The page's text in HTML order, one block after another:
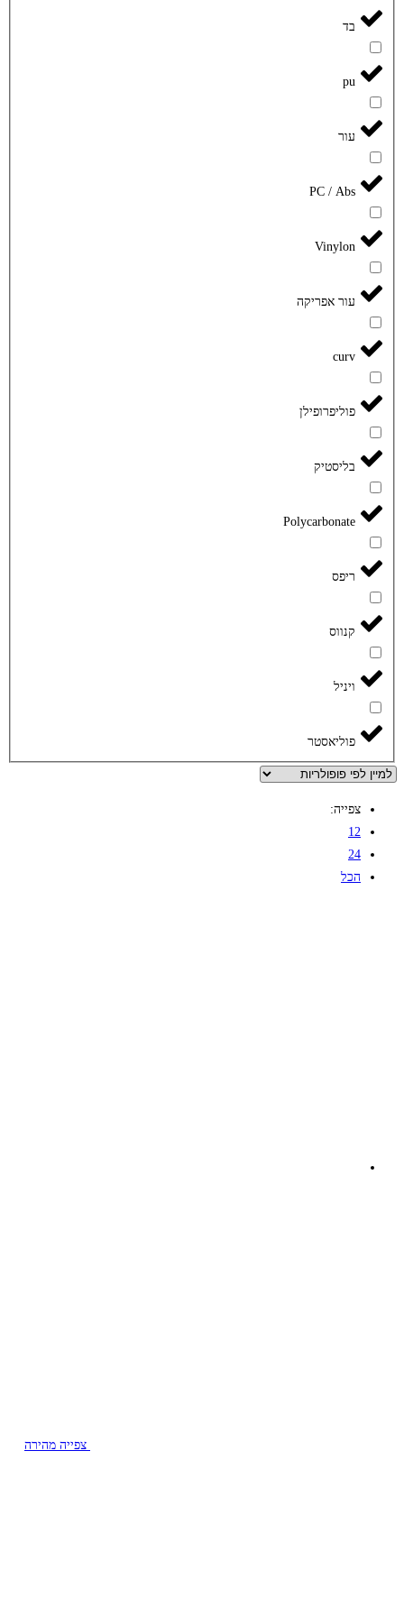
בד
pu
עור
PC / Abs
Vinylon
עור אפריקה
curv
פוליפרופילן
בליסטיק
Polycarbonate
ריפס
קנווס
ויניל
פוליאסטר
צפייה:
12
24
הכל
צפייה מהירה